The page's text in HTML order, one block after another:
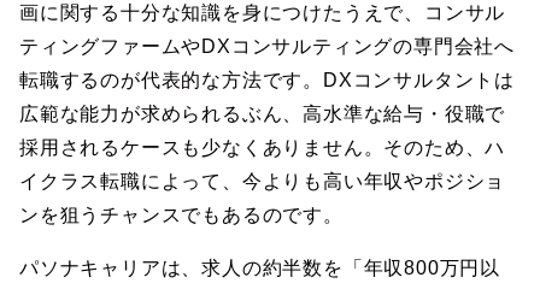
画に関する十分な知識を身につけたうえで、コンサル
ティングファームやDXコンサルティングの専門会社へ
転職するのが代表的な方法です。DXコンサルタントは
広範な能力が求められるぶん、高水準な給与・役職で
採用されるケースも少なくありません。そのため、ハ
イクラス転職によって、今よりも高い年収やポジショ
ンを狙うチャンスでもあるのです。
パソナキャリアは、求人の約半数を「年収800万円以